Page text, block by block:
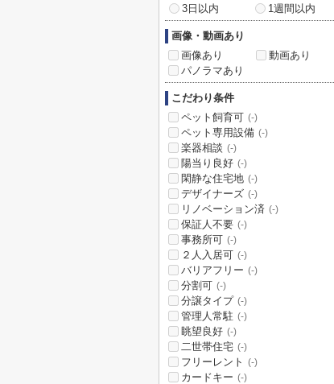
3日以内
1週間以内
画像・動画あり
画像あり
動画あり
パノラマあり
こだわり条件
ペット飼育可 (-)
ペット専用設備 (-)
楽器相談 (-)
陽当り良好 (-)
閑静な住宅地 (-)
デザイナーズ (-)
リノベーション済 (-)
保証人不要 (-)
事務所可 (-)
２人入居可 (-)
バリアフリー (-)
分割可 (-)
分譲タイプ (-)
管理人常駐 (-)
眺望良好 (-)
二世帯住宅 (-)
フリーレント (-)
カードキー (-)